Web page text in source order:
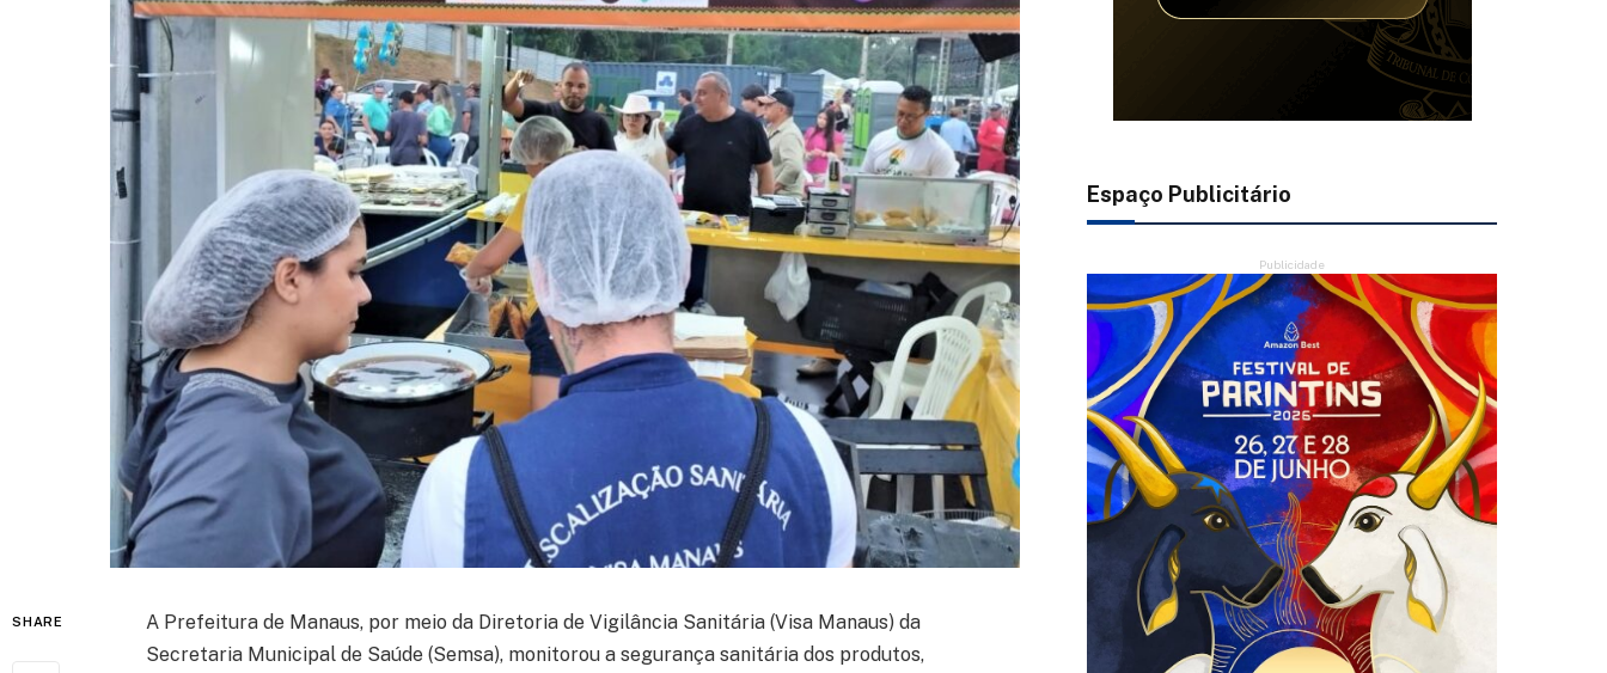
SHARE
A Prefeitura de Manaus, por meio da Diretoria de Vigilância Sanitária (Visa Manaus) da
Secretaria Municipal de Saúde (Semsa), monitorou a segurança sanitária dos produtos,
Espaço Publicitário
Publicidade